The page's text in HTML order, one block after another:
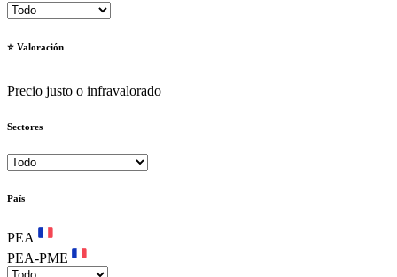
⭐️ Valoración
Precio justo o infravalorado
Sectores
País
PEA
PEA-PME